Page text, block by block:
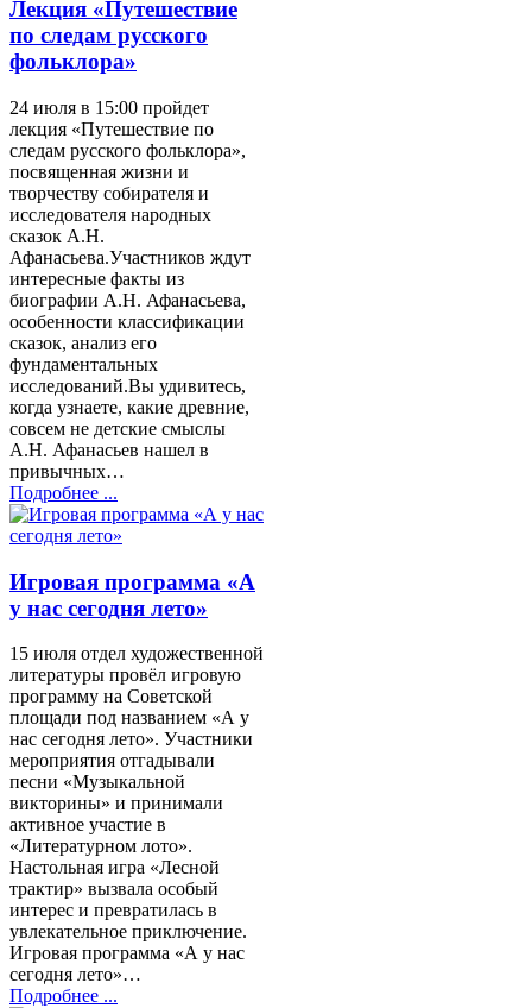
Лекция «Путешествие
по следам русского
фольклора»
24 июля в 15:00 пройдет
лекция «Путешествие по
следам русского фольклора»,
посвященная жизни и
творчеству собирателя и
исследователя народных
сказок А.Н.
Афанасьева.Участников ждут
интересные факты из
биографии А.Н. Афанасьева,
особенности классификации
сказок, анализ его
фундаментальных
исследований.Вы удивитесь,
когда узнаете, какие древние,
совсем не детские смыслы
А.Н. Афанасьев нашел в
привычных…
Подробнее ...
Игровая программа «А
у нас сегодня лето»
15 июля отдел художественной
литературы провёл игровую
программу на Советской
площади под названием «А у
нас сегодня лето». Участники
мероприятия отгадывали
песни «Музыкальной
викторины» и принимали
активное участие в
«Литературном лото».
Настольная игра «Лесной
трактир» вызвала особый
интерес и превратилась в
увлекательное приключение.
Игровая программа «А у нас
сегодня лето»…
Подробнее ...